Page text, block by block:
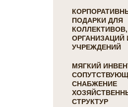
ПОСТЕЛЬНОЕ
Детское
КПБ Голд Текс
коллекция
коллекция
OF LIFE"
коллекция
"CAMBRAI"
ПОДАРКИ ДЛЯ
КОЛЛЕКТИВОВ,
ОРГАНИЗАЦИЙ
УЧРЕЖДЕНИЙ
ПОДАРКИ ДЛЯ
Женщинам
Коллегам
Мужчинам
МЯГКИЙ
СНАБЖЕНИЕ
СТРУКТУР